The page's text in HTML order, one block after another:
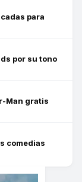
para
por su tono
Man gratis
comedias